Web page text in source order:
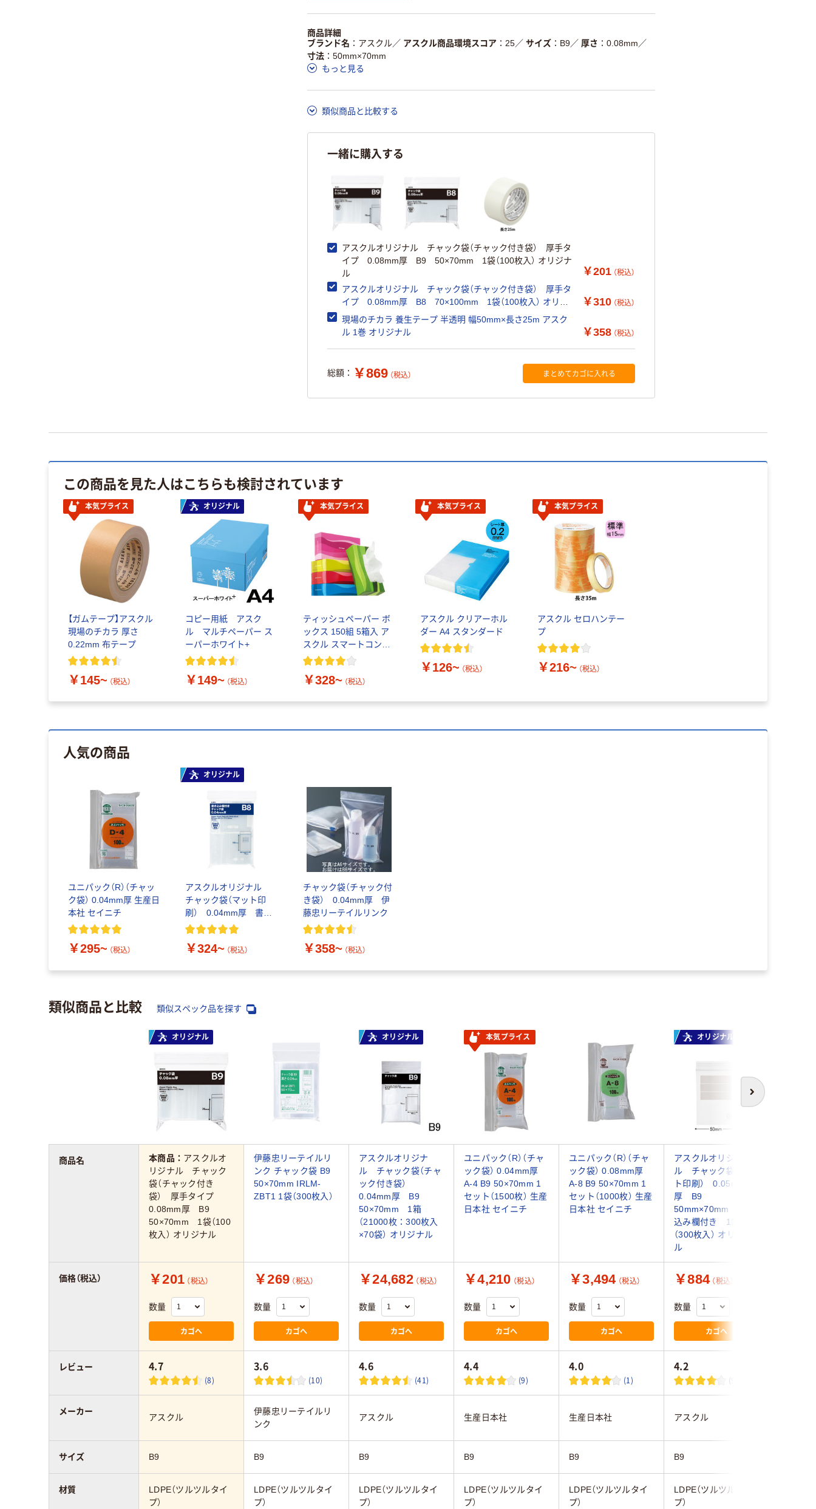
仕組
ある
ている
削減
この商品の環境配慮ポイントです。詳しくはページ下部の商品詳細「
ア詳細／加点項目
商品詳細
ブランド名
アスクル／ アスクル商品環境スコア 25／ サイズ B9／ 厚さ 0.08mm ／
寸法
50mm×70mm
もっと見る
類似商品と比較する
一緒に購入する
アスクルオリジナル チャック袋（チャック付き袋） 厚手タ
イプ 0.08mm厚 B9 50×70mm 1袋（100枚入） オリジナ
ル
￥201 （税込）
アスクルオリジナル チャック袋（チャック付き袋） 厚手タ
イプ 0.08mm厚 B8 70×100mm 1袋（100枚入） オリジ
ナル
￥310 （税込）
現場のチカラ 養生テープ 半透明 幅50mm×長さ25m アスク
ル 1巻 オリジナル
￥358 （税込）
総額： ￥869 （税込） まとめてカゴに入れる
この商品を見た人はこちらも検討されています
本気プライス
【ガムテープ】アスクル
現場のチカラ 厚さ
0.22mm 布テープ
￥145~ （税込）
オリジナル
コピー用紙 アスク
ル マルチペーパー ス
ーパーホワイト+
￥149~ （税込）
本気プライス
ティッシュペーパー ボ
ックス 150組 5箱入 ア
スクル スマートコンパ
クト ビビッド PEFC認
￥328~ （税込）
本気プライス
アスクル クリアーホル
ダー A4 スタンダード
￥126~ （税込）
本気プライス
アスクル セロハンテー
プ
￥216~ （税込）
人気の商品
ユニパック（R）（チャッ
ク袋） 0.04mm厚 生産日
本社 セイニチ
￥295~ （税込）
オリジナル
アスクルオリジナル
チャック袋（マット印
刷） 0.04mm厚 書き
込み欄付き
￥324~ （税込）
チャック袋（チャック付
き袋） 0.04mm厚 伊
藤忠リーテイルリンク
￥358~ （税込）
類似商品と比較 類似スペック品を探す
次へ
オリジナル オリジナル 本気プライス オリジナル
本商品： アスクルオ
リジナル チャック
袋（チャック付き
袋） 厚手タイプ
0.08mm厚 B9
50×70mm 1袋（100
枚入） オリジナル
伊藤忠リーテイルリ
ンク チャック袋 B9
50×70mm IRLM-
ZBT1 1袋（300枚入）
アスクルオリジナ
ル チャック袋（チャ
ック付き袋）
0.04mm厚 B9
50×70mm 1箱
（21000枚：300枚入
×70袋） オリジナル
ユニパック（R）（チャ
ック袋） 0.04mm厚
A-4 B9 50×70mm 1
セット（1500枚） 生産
日本社 セイニチ
ユニパック（R）（チャ
ック袋） 0.08mm厚
A-8 B9 50×70mm 1
セット（1000枚） 生産
日本社 セイニチ
アスクルオリジナ
ル チャック袋（マッ
ト印刷） 0.05mm
厚 B9
50mm×70mm 書き
込み欄付き 1袋
（300枚入） オリジナ
ル
￥201 （税込）
数量
カゴへ
￥269 （税込）
数量
カゴへ
￥24,682 （税込）
数量
カゴへ
￥4,210 （税込）
数量
カゴへ
￥3,494 （税込）
数量
カゴへ
￥884 （税込）
数量
カゴへ
4.7
(8)
3.6
(10)
4.6
(41)
4.4
(9)
4.0
(1)
4.2
(9)
アスクル
伊藤忠リーテイルリ
ンク
アスクル 生産日本社 生産日本社 アスクル
B9 B9 B9 B9 B9 B9
LDPE（ツルツルタイ
プ）
LDPE（ツルツルタイ
プ）
LDPE（ツルツルタイ
プ）
LDPE（ツルツルタイ
プ）
LDPE（ツルツルタイ
プ）
LDPE（ツルツルタイ
プ）
商品名
価格（税込）
レビュー
メーカー
サイズ
材質